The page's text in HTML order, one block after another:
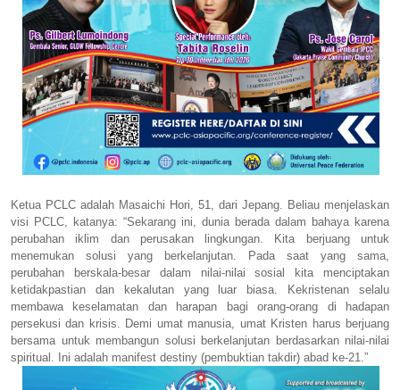
Ketua PCLC adalah Masaichi Hori, 51, dari Jepang. Beliau menjelaskan
visi PCLC, katanya: “Sekarang ini, dunia berada dalam bahaya karena
perubahan iklim dan perusakan lingkungan. Kita berjuang untuk
menemukan solusi yang berkelanjutan. Pada saat yang sama,
perubahan berskala-besar dalam nilai-nilai sosial kita menciptakan
ketidakpastian dan kekalutan yang luar biasa. Kekristenan selalu
membawa keselamatan dan harapan bagi orang-orang di hadapan
persekusi dan krisis. Demi umat manusia, umat Kristen harus berjuang
bersama untuk membangun solusi berkelanjutan berdasarkan nilai-nilai
spiritual. Ini adalah manifest destiny (pembuktian takdir) abad ke-21.”